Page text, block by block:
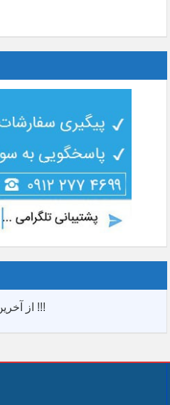
از آخرین تخفیف ها سایت مطلع شوید !!!